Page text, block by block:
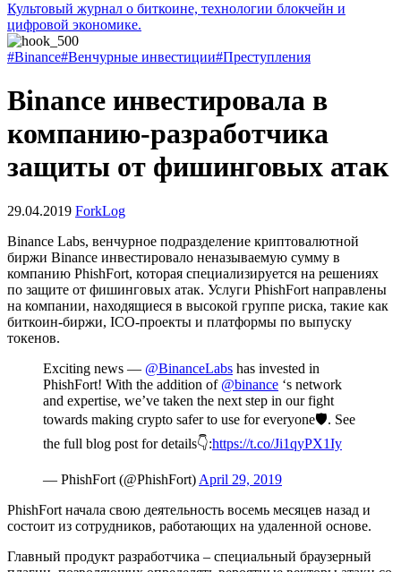
Культовый журнал о биткоине, технологии блокчейн и
цифровой экономике.
#Binance#Венчурные инвестиции#Преступления
Binance инвестировала в
компанию-разработчика
защиты от фишинговых атак
29.04.2019 ForkLog
Binance Labs, венчурное подразделение криптовалютной
биржи Binance инвестировало неназываемую сумму в
компанию PhishFort, которая специализируется на решениях
по защите от фишинговых атак. Услуги PhishFort направлены
на компании, находящиеся в высокой группе риска, такие как
биткоин-биржи, ICO-проекты и платформы по выпуску
токенов.
Exciting news — @BinanceLabs has invested in
PhishFort! With the addition of @binance ‘s network
and expertise, we’ve taken the next step in our fight
towards making crypto safer to use for everyone🛡. See
the full blog post for details👇:https://t.co/Ji1qyPX1Iy
— PhishFort (@PhishFort) April 29, 2019
PhishFort начала свою деятельность восемь месяцев назад и
состоит из сотрудников, работающих на удаленной основе.
Главный продукт разработчика – специальный браузерный